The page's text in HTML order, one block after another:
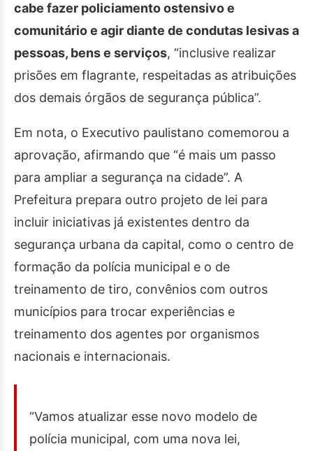
cabe fazer policiamento ostensivo e
comunitário e agir diante de condutas lesivas a
pessoas, bens e serviços, “inclusive realizar
prisões em flagrante, respeitadas as atribuições
dos demais órgãos de segurança pública”.
Em nota, o Executivo paulistano comemorou a
aprovação, afirmando que “é mais um passo
para ampliar a segurança na cidade”. A
Prefeitura prepara outro projeto de lei para
incluir iniciativas já existentes dentro da
segurança urbana da capital, como o centro de
formação da polícia municipal e o de
treinamento de tiro, convênios com outros
municípios para trocar experiências e
treinamento dos agentes por organismos
nacionais e internacionais.
“Vamos atualizar esse novo modelo de
polícia municipal, com uma nova lei,